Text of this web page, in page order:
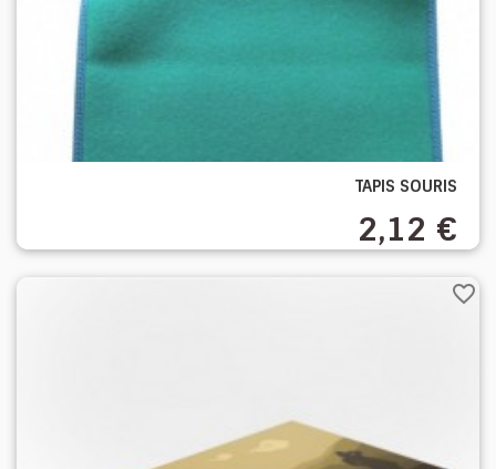
TAPIS SOURIS
2,12 €
favorite_border